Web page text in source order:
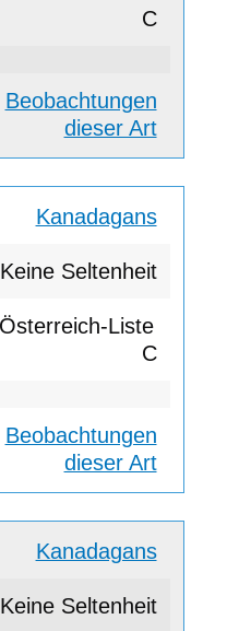
C
Beobachtungen
dieser Art
Kanadagans
Keine Seltenheit
C
Beobachtungen
dieser Art
Kanadagans
Keine Seltenheit